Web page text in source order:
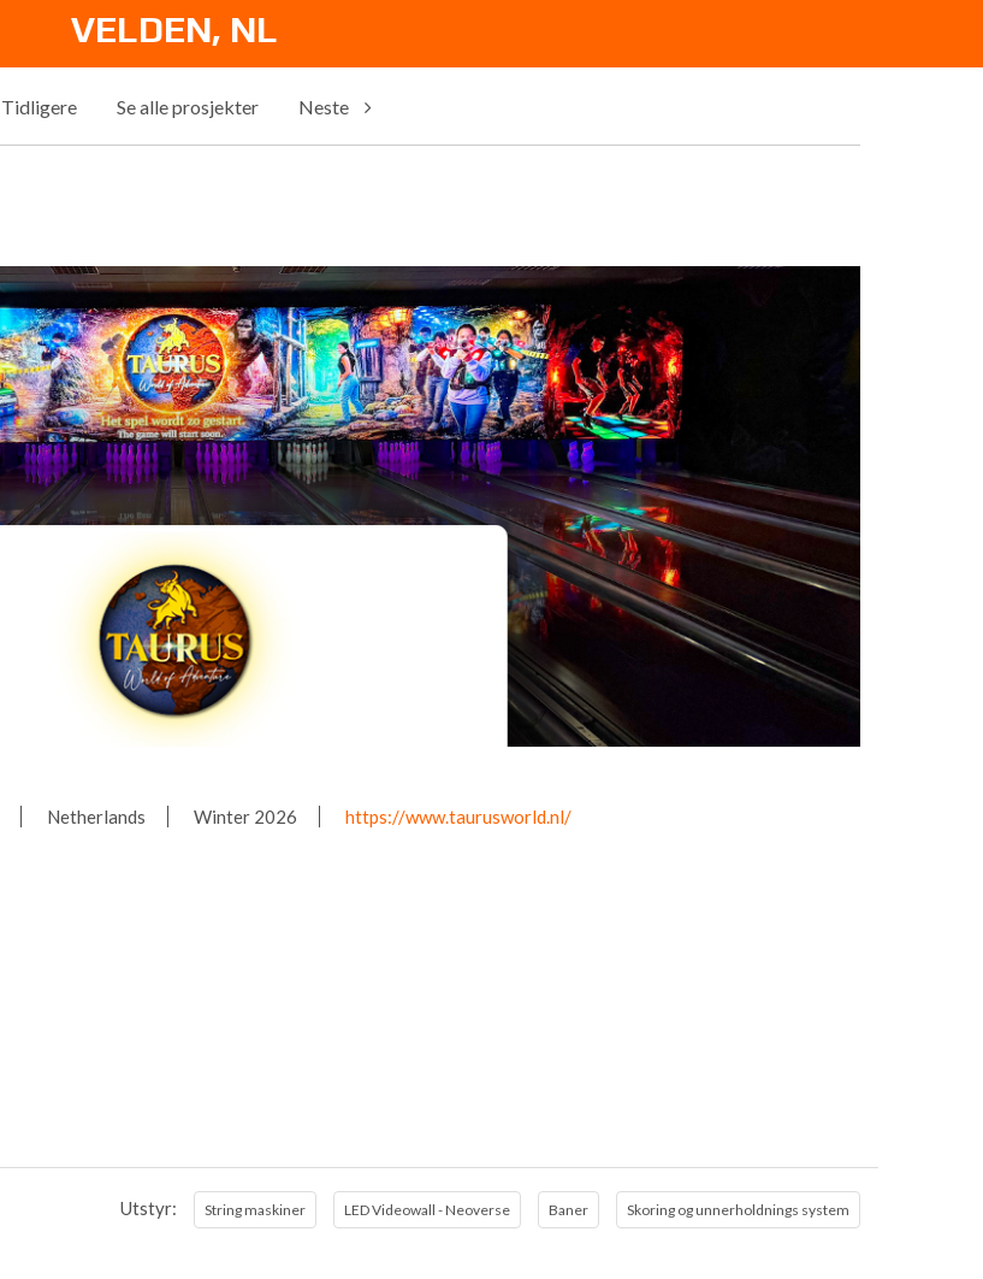
VELDEN, NL
Tidligere Se alle prosjekter Neste
Netherlands Winter 2026 https://www.taurusworld.nl/
Utstyr: String maskiner LED Videowall - Neoverse Baner Skoring og unnerholdnings system